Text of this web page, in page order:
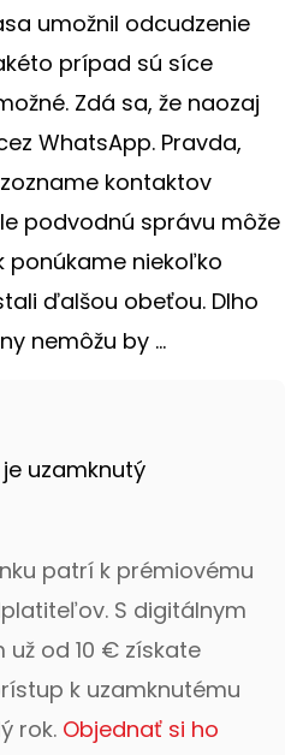
umožnil odcudzenie
prípad sú síce
Zdá sa, že naozaj
WhatsApp. Pravda,
kontaktov
podvodnú správu môže
niekoľko
ďalšou obeťou. Dlho
nemôžu by ...
uzamknutý
patrí k prémiovému
S digitálnym
od 10 € získate
k uzamknutému
rok. Objednať si ho